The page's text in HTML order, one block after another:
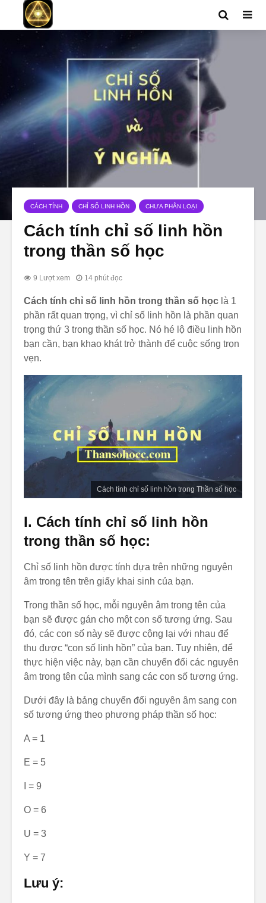
CÁCH TÍNH CHỈ SỐ LINH HỒN CHƯA PHÂN LOẠI
Cách tính chỉ số linh hồn
trong thần số học
9 Lượt xem 14 phút đọc
Cách tính chỉ số linh hồn trong thần số học là 1
phần rất quan trọng, vì chỉ số linh hồn là phần quan
trọng thứ 3 trong thần số học. Nó hé lộ điều linh hồn
bạn cần, bạn khao khát trở thành để cuộc sống trọn
vẹn.
Cách tính chỉ số linh hồn trong Thần số học
I. Cách tính chỉ số linh hồn
trong thần số học:
Chỉ số linh hồn được tính dựa trên những nguyên
âm trong tên trên giấy khai sinh của bạn.
Trong thần số học, mỗi nguyên âm trong tên của
bạn sẽ được gán cho một con số tương ứng. Sau
đó, các con số này sẽ được cộng lại với nhau để
thu được “con số linh hồn” của bạn. Tuy nhiên, để
thực hiện việc này, bạn cần chuyển đổi các nguyên
âm trong tên của mình sang các con số tương ứng.
Dưới đây là bảng chuyển đổi nguyên âm sang con
số tương ứng theo phương pháp thần số học:
A = 1
E = 5
I = 9
O = 6
U = 3
Y = 7
Lưu ý:
Trong Thần Số
Cứ Mãi Lặp Lại
Bạn đã bao giờ
nghe ai đó nói
mình lạnh lùng
thực ra bạn chỉ
đang trầm lặng
những lúc bạn tỏ
ra mạnh mẽ, cứng
cỏi trước ánh nhìn
nhưng bên trong
lại rất
Bản Đồ Linh Hồn
Là Gì? Chìa Khóa
Giải Mã Hành
Trình Tâm Linh
Của Bạn
Chói,
Lộ Điều
Cách